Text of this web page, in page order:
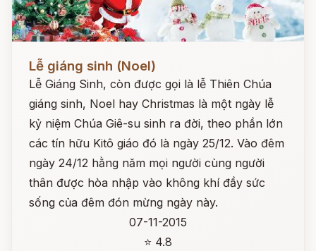
Đọc ngay
Lễ giáng sinh (Noel)
Lễ Giáng Sinh, còn được gọi là lễ Thiên Chúa
giáng sinh, Noel hay Christmas là một ngày lễ
kỷ niệm Chúa Giê-su sinh ra đời, theo phần lớn
các tín hữu Kitô giáo đó là ngày 25/12. Vào đêm
ngày 24/12 hằng năm mọi người cùng người
thân được hòa nhập vào không khí đầy sức
sống của đêm đón mừng ngày này.
07-11-2015
⭐ 4.8